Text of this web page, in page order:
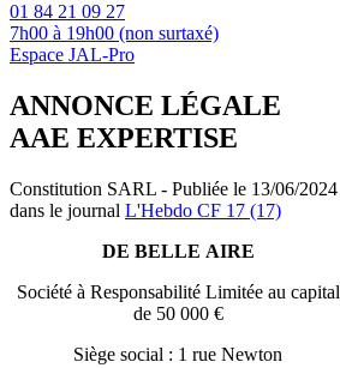
01 84 21 09 27
7h00 à 19h00 (non surtaxé)
Espace JAL-Pro
ANNONCE LÉGALE
AAE EXPERTISE
Constitution SARL - Publiée le 13/06/2024
dans le journal L'Hebdo CF 17 (17)
DE BELLE AIRE
Société à Responsabilité Limitée au capital
de 50 000 €
Siège social : 1 rue Newton